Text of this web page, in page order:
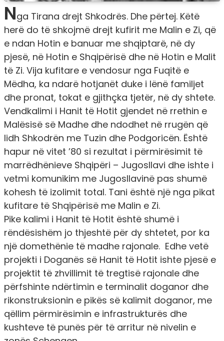
Nga Tirana drejt Shkodrës. Dhe përtej. Këtë
herë do të shkojmë drejt kufirit me Malin e Zi, që
e ndan Hotin e banuar me shqiptarë, në dy
pjesë, në Hotin e Shqipërisë dhe në Hotin e Malit
të Zi. Vija kufitare e vendosur nga Fuqitë e
Mëdha, ka ndarë hotjanët duke i lënë familjet
dhe pronat, tokat e gjithçka tjetër, në dy shtete.
Vendkalimi i Hanit të Hotit gjendet në rrethin e
Malësisë së Madhe dhe ndodhet në rrugën që
lidh Shkodrën me Tuzin dhe Podgoricën. Është
hapur në vitet ’80 si rezultat i përmirësimit të
marrëdhënieve Shqipëri – Jugosllavi dhe ishte i
vetmi komunikim me Jugosllavinë pas shumë
kohesh të izolimit total. Tani është një nga pikat
kufitare të Shqipërisë me Malin e Zi.
Pike kalimi i Hanit të Hotit është shumë i
rëndësishëm jo thjeshtë për dy shtetet, por ka
një domethënie të madhe rajonale. Edhe vetë
projekti i Doganës së Hanit të Hotit ishte pjesë e
projektit të zhvillimit të tregtisë rajonale dhe
përfshinte ndërtimin e terminalit doganor dhe
rikonstruksionin e pikës së kalimit doganor, me
qëllim përmirësimin e infrastrukturës dhe
kushteve të punës për të arritur në nivelin e